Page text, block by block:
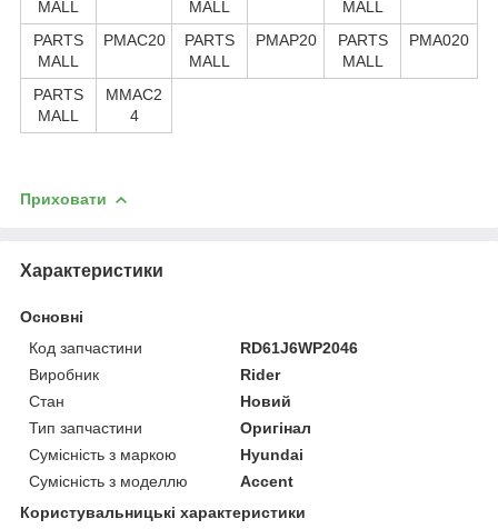
MALL
MALL
MALL
PARTS
MALL
PMAC20
PARTS
MALL
PMAP20
PARTS
MALL
PMA020
PARTS
MALL
MMAC2
4
Приховати
Характеристики
Основні
Код запчастини
RD61J6WP2046
Виробник
Rider
Стан
Новий
Тип запчастини
Оригінал
Сумісність з маркою
Hyundai
Сумісність з моделлю
Accent
Користувальницькі характеристики